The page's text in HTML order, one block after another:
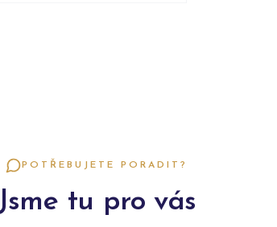
POTŘEBUJETE PORADIT?
Jsme tu pro vás